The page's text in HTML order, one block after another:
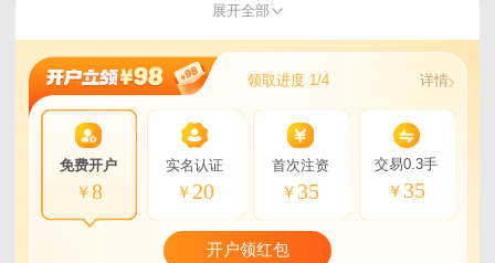
展开全部
领取进度 1/4 详情
免费开户
￥8
实名认证
￥ 20
首次注资
￥ 35
交易0.3手
￥ 35
开户领红包